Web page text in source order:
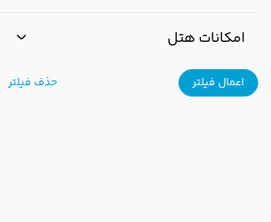
امکانات هتل
اعمال فیلتر حذف فیلتر